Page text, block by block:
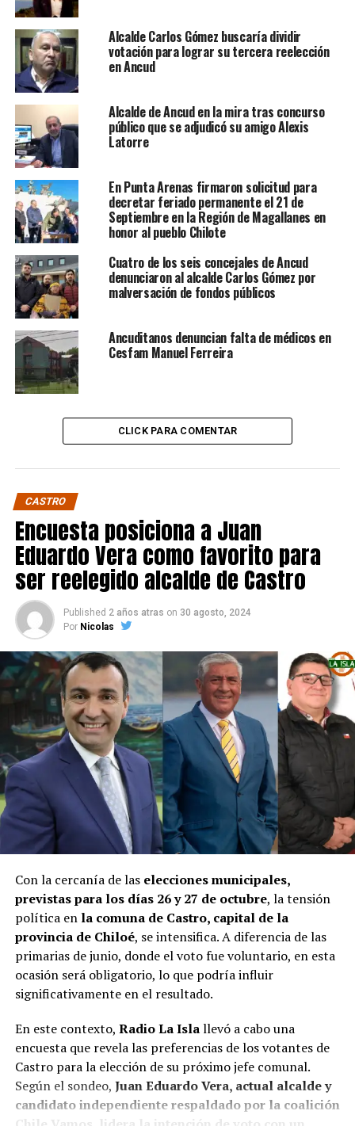
Alcalde Carlos Gómez buscaría dividir
votación para lograr su tercera reelección
en Ancud
Alcalde de Ancud en la mira tras concurso
público que se adjudicó su amigo Alexis
Latorre
En Punta Arenas firmaron solicitud para
decretar feriado permanente el 21 de
Septiembre en la Región de Magallanes en
honor al pueblo Chilote
Cuatro de los seis concejales de Ancud
denunciaron al alcalde Carlos Gómez por
malversación de fondos públicos
Ancuditanos denuncian falta de médicos en
Cesfam Manuel Ferreira
CLICK PARA COMENTAR
CASTRO
Encuesta posiciona a Juan
Eduardo Vera como favorito para
ser reelegido alcalde de Castro
Published 2 años atras on 30 agosto, 2024
Por Nicolas
Con la cercanía de las elecciones municipales,
previstas para los días 26 y 27 de octubre, la tensión
política en la comuna de Castro, capital de la
provincia de Chiloé, se intensifica. A diferencia de las
primarias de junio, donde el voto fue voluntario, en esta
ocasión será obligatorio, lo que podría influir
significativamente en el resultado.
En este contexto, Radio La Islallevó a cabo una
encuesta que revela las preferencias de los votantes de
Castro para la elección de su próximo jefe comunal.
Según el sondeo, Juan Eduardo Vera, actual alcalde y
candidato independiente respaldado por la coalición